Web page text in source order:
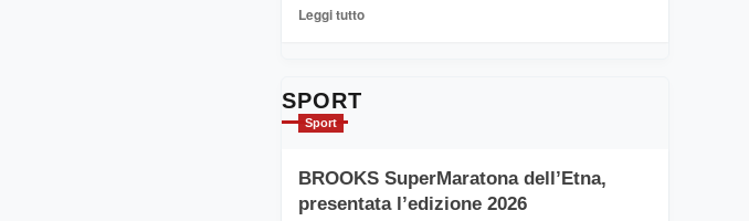
dell’Etna
Leggi tuttoLeggi
con
la
SPORT
Sport
BROOKS SuperMaratona dell’Etna,
presentata l’edizione 2026